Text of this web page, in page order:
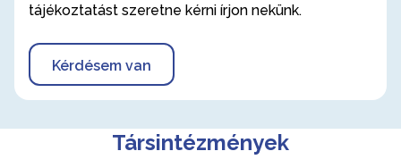
tájékoztatást szeretne kérni írjon nekünk.
Kérdésem van
Társintézmények